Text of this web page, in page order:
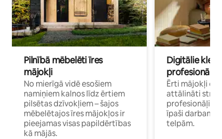
Pilnībā mēbelēti īres
mājokļi
No mierīgā vidē esošiem
namiņiem kalnos līdz ērtiem
pilsētas dzīvokļiem – šajos
mēbelētajos īres mājokļos ir
pieejamas visas papildērtības
kā mājās.
Digitālie
profesionāļi
Ērti mājokļi
attālināti
īpaši darbam
telpām.